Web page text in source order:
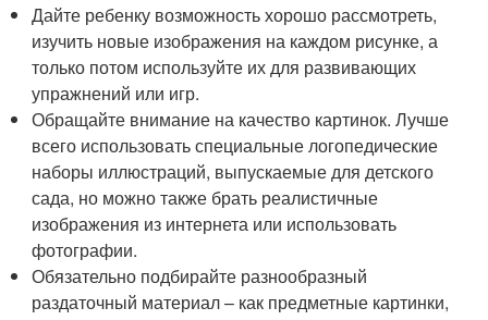
Дайте ребенку возможность хорошо рассмотреть,
изучить новые изображения на каждом рисунке, а
только потом используйте их для развивающих
упражнений или игр.
Обращайте внимание на качество картинок. Лучше
всего использовать специальные логопедические
наборы иллюстраций, выпускаемые для детского
сада, но можно также брать реалистичные
изображения из интернета или использовать
фотографии.
Обязательно подбирайте разнообразный
раздаточный материал – как предметные картинки,